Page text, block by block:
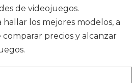
de videojuegos.
los mejores modelos, a
precios y alcanzar